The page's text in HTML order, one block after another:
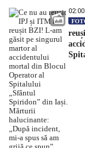
02:00